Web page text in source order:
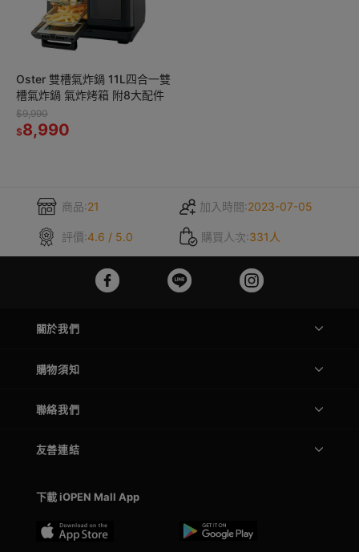
Oster 雙槽氣炸鍋 11L四合一雙
槽氣炸鍋 氣炸烤箱 附8大配件
$9,990
$8,990
商品:21 加入時間:2023-07-05
評價:4.6 / 5.0 購買人次:331人
關於我們
購物須知
聯絡我們
友善連結
下載 iOPEN Mall App